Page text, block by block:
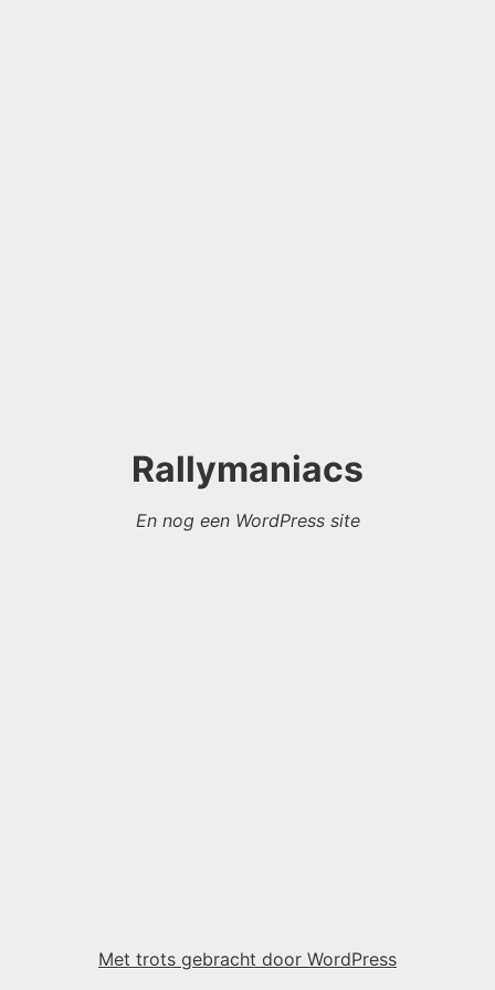
Rallymaniacs
En nog een WordPress site
Met trots gebracht door WordPress